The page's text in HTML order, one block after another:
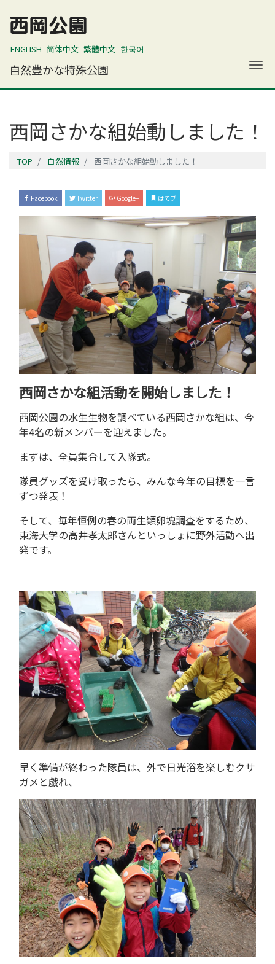
西岡公園
ENGLISH 简体中文 繁體中文 한국어
自然豊かな特殊公園 ナ
西岡さかな組始動しました！
TOP 自然情報 西岡さかな組始動しました！
Facebook Twitter Google+ はてブ
西岡さかな組活動を開始しました！
西岡公園の水生生物を調べている西岡さかな組は、今
年4名の新メンバーを迎えました。
まずは、全員集合して入隊式。
隊員グッズを受け取ったら、みんな今年の目標を一言
ずつ発表！
そして、毎年恒例の春の両生類卵塊調査をするため、
東海大学の高井孝太郎さんといっしょに野外活動へ出
発です。
早く準備が終わった隊員は、外で日光浴を楽しむクサ
ガメと戯れ、